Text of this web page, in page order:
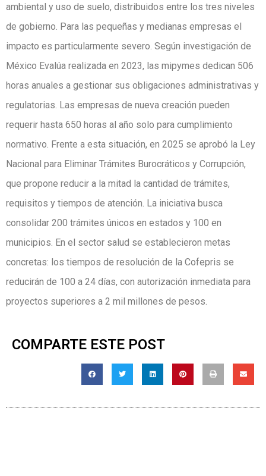
ambiental y uso de suelo, distribuidos entre los tres niveles
de gobierno. Para las pequeñas y medianas empresas el
impacto es particularmente severo. Según investigación de
México Evalúa realizada en 2023, las mipymes dedican 506
horas anuales a gestionar sus obligaciones administrativas y
regulatorias. Las empresas de nueva creación pueden
requerir hasta 650 horas al año solo para cumplimiento
normativo. Frente a esta situación, en 2025 se aprobó la Ley
Nacional para Eliminar Trámites Burocráticos y Corrupción,
que propone reducir a la mitad la cantidad de trámites,
requisitos y tiempos de atención. La iniciativa busca
consolidar 200 trámites únicos en estados y 100 en
municipios. En el sector salud se establecieron metas
concretas: los tiempos de resolución de la Cofepris se
reducirán de 100 a 24 días, con autorización inmediata para
proyectos superiores a 2 mil millones de pesos.
COMPARTE ESTE POST